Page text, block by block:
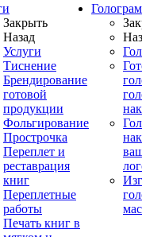
Закрыть
Назад
Услуги
Тиснение
Брендирование
готовой
продукции
Фольгирование
Прострочка
Переплет и
реставрация
книг
Переплетные
работы
Печать книг в